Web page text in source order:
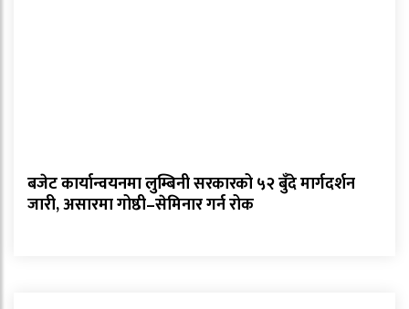
बजेट कार्यान्वयनमा लुम्बिनी सरकारको ५२ बुँदे मार्गदर्शन
जारी, असारमा गोष्ठी–सेमिनार गर्न रोक